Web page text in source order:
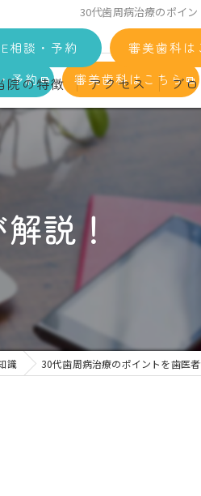
30代歯周病治療のポイ
相談・予約 審美歯科は
院の特徴
ウスピース矯正
ンプラント
セラミック
クリーニング
設基準
アクセス ブ
説！
識 30代歯周病治療のポイントを歯医者
予約 審美歯科はこちら